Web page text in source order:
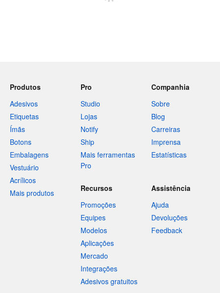
Produtos
Adesivos
Etiquetas
Ímãs
Botons
Embalagens
Vestuário
Acrílicos
Mais produtos
Pro
Studio
Lojas
Notify
Ship
Mais ferramentas
Pro
Companhia
Sobre
Blog
Carreiras
Imprensa
Estatísticas
Recursos
Promoções
Equipes
Modelos
Aplicações
Mercado
Integrações
Adesivos gratuitos
Assistência
Ajuda
Devoluções
Feedback